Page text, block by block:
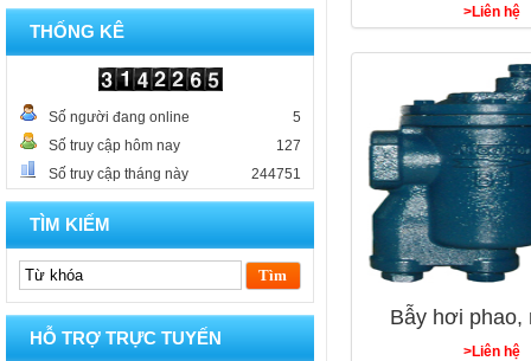
THỐNG KÊ
Số người đang online
5
Số truy cập hôm nay
127
Số truy cập tháng này
244751
TÌM KIẾM
HỖ TRỢ TRỰC TUYẾN
>Liên hệ
Bẫy hơi phao,
>Liên hệ